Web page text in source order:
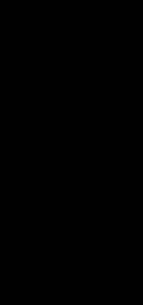
Het Fonds streeft
Het Fonds streeft
opkomende